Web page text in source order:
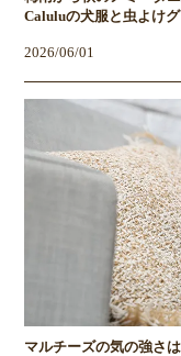
Caluluの犬服と虫よけグ
2026/06/01
マルチーズの気の強さ